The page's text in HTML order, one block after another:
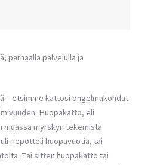
parhaalla palvelulla ja
– etsimme kattosi ongelmakohdat
Huopakatto, eli
myrskyn tekemistä
riepotteli huopavuotia, tai
Tai sitten huopakatto tai